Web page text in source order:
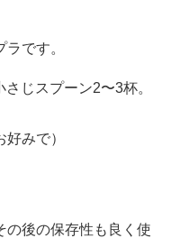
です。
じスプーン2〜3杯。
みで）
の後の保存性も良く使